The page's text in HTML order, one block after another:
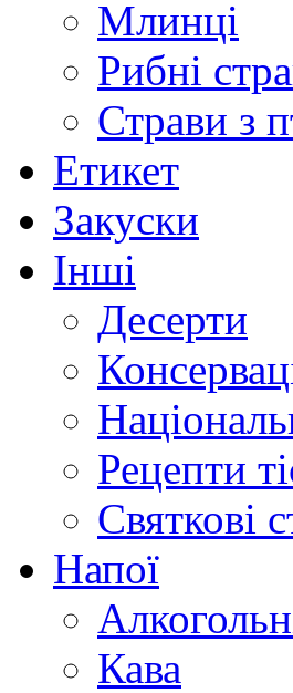
Млинці
Рибні
Страви з
Етикет
Закуски
Інші
Десерти
Рецепти
Святкові
Напої
Кава